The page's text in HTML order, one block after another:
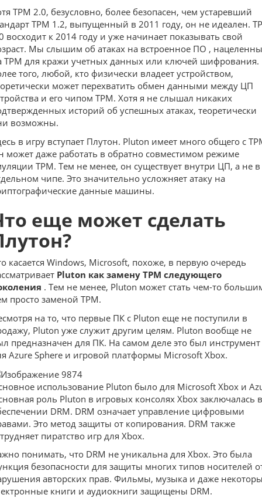
TPM 2.0, безусловно, более безопасен, чем устаревший
TPM 1.2, выпущенный в 2011 году, он не идеален.
восходит к 2014 году и уже начинает показывать свой
Мы слышим об атаках на встроенное ПО ,
TPM для кражи учетных данных или ключей шифрования.
того, любой, кто физически владеет устройством,
может перехватить обмен данными между ЦП
и его чипом TPM. Хотя я не слышал никаких
историй об успешных атаках, теоретически
возможны.
в игру вступает Плутон. Pluton имеет много общего с
может даже работать в обратно совместимом режиме
TPM. Тем не менее, он существует внутри ЦП, а не в
чипе. Это значительно усложняет атаку на
данные машины.
еще может сделать
касается Windows, Microsoft, похоже, в первую очередь
Pluton как замену TPM следующего
. Тем не менее, Pluton может стать чем-то
просто заменой TPM.
на то, что первые ПК с Pluton еще не поступили в
Pluton уже служит другим целям. Pluton вообще не
предназначен для ПК. На самом деле это был инструмент
Azure Sphere и игровой платформы Microsoft Xbox.
использование Pluton было для Microsoft Xbox и
роль Pluton в игровых консолях Xbox заключалась в
DRM. DRM означает управление цифровыми
Это метод защиты от копирования. DRM также
пиратство игр для Xbox.
понимать, что DRM не уникальна для Xbox. Это была
безопасности для защиты многих типов носителей
авторских прав. Фильмы, музыка и даже
книги и аудиокниги защищены DRM.